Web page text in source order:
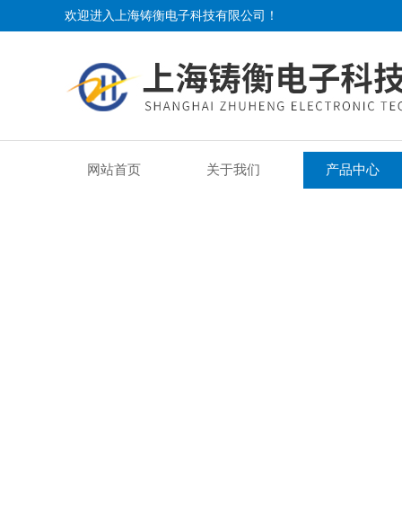
欢迎进入上海铸衡电子科技有限公司！
网站首页 关于我们 产品中心